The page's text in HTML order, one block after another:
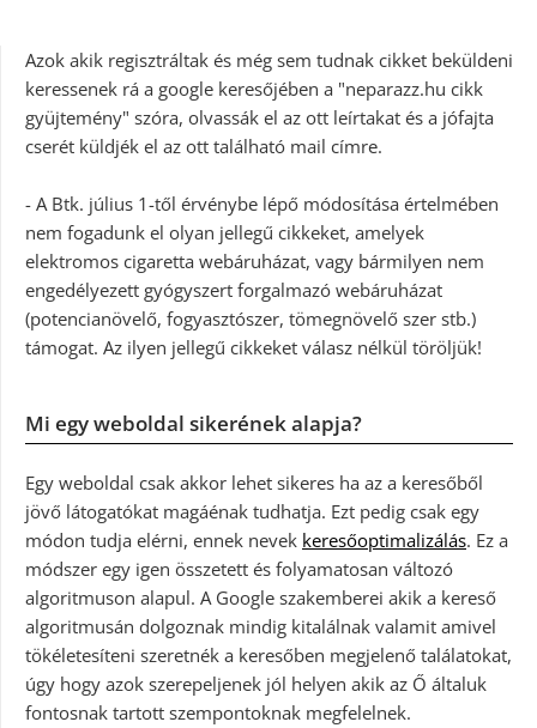
Azok akik regisztráltak és még sem tudnak cikket beküldeni
keressenek rá a google keresőjében a "neparazz.hu cikk
gyüjtemény" szóra, olvassák el az ott leírtakat és a jófajta
cserét küldjék el az ott található mail címre.
- A Btk. július 1-től érvénybe lépő módosítása értelmében
nem fogadunk el olyan jellegű cikkeket, amelyek
elektromos cigaretta webáruházat, vagy bármilyen nem
engedélyezett gyógyszert forgalmazó webáruházat
(potencianövelő, fogyasztószer, tömegnövelő szer stb.)
támogat. Az ilyen jellegű cikkeket válasz nélkül töröljük!
Mi egy weboldal sikerének alapja?
Egy weboldal csak akkor lehet sikeres ha az a keresőből
jövő látogatókat magáénak tudhatja. Ezt pedig csak egy
módon tudja elérni, ennek nevek keresőoptimalizálás. Ez a
módszer egy igen összetett és folyamatosan változó
algoritmuson alapul. A Google szakemberei akik a kereső
algoritmusán dolgoznak mindig kitalálnak valamit amivel
tökéletesíteni szeretnék a keresőben megjelenő találatokat,
úgy hogy azok szerepeljenek jól helyen akik az Ő általuk
fontosnak tartott szempontoknak megfelelnek.